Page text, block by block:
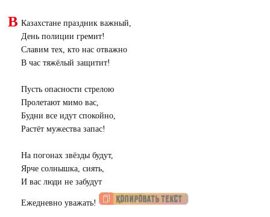
В Казахстане праздник важный,
День полиции гремит!
Славим тех, кто нас отважно
В час тяжёлый защитит!
Пусть опасности стрелою
Пролетают мимо вас,
Будни все идут спокойно,
Растёт мужества запас!
На погонах звёзды будут,
Ярче солнышка, сиять,
И вас люди не забудут
Ежедневно уважать!